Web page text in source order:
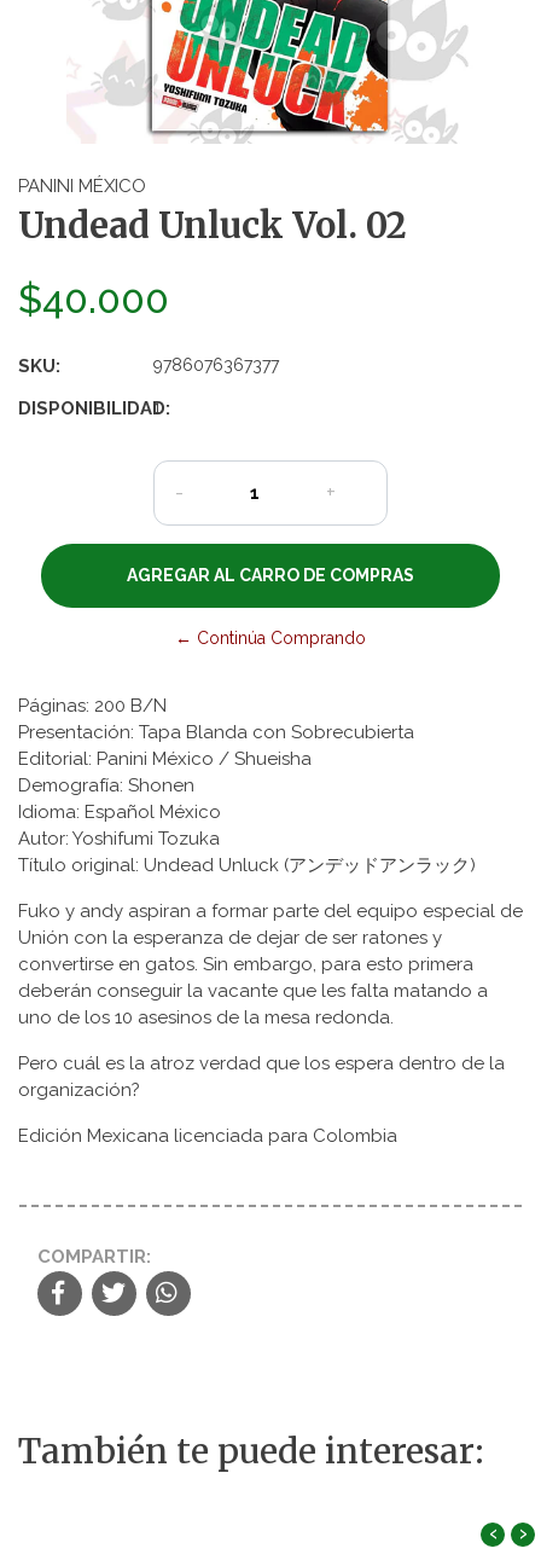
PANINI MÉXICO
Undead Unluck Vol. 02
$40.000
SKU: 9786076367377
DISPONIBILIDAD:
1
- +
← Continúa Comprando
Páginas: 200 B/N
Presentación: Tapa Blanda con Sobrecubierta
Editorial: Panini México / Shueisha
Demografía: Shonen
Idioma: Español México
Autor: Yoshifumi Tozuka
Título original: Undead Unluck (アンデッドアンラック)
Fuko y andy aspiran a formar parte del equipo especial de
Unión con la esperanza de dejar de ser ratones y
convertirse en gatos. Sin embargo, para esto primera
deberán conseguir la vacante que les falta matando a
uno de los 10 asesinos de la mesa redonda.
Pero cuál es la atroz verdad que los espera dentro de la
organización?
Edición Mexicana licenciada para Colombia
COMPARTIR:
También te puede interesar:
‹ ›